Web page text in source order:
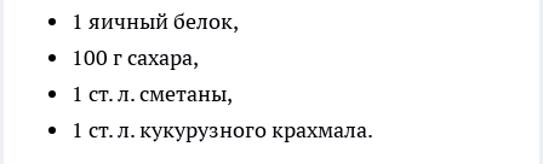
1 яичный белок,
100 г сахара,
1 ст. л. сметаны,
1 ст. л. кукурузного крахмала.